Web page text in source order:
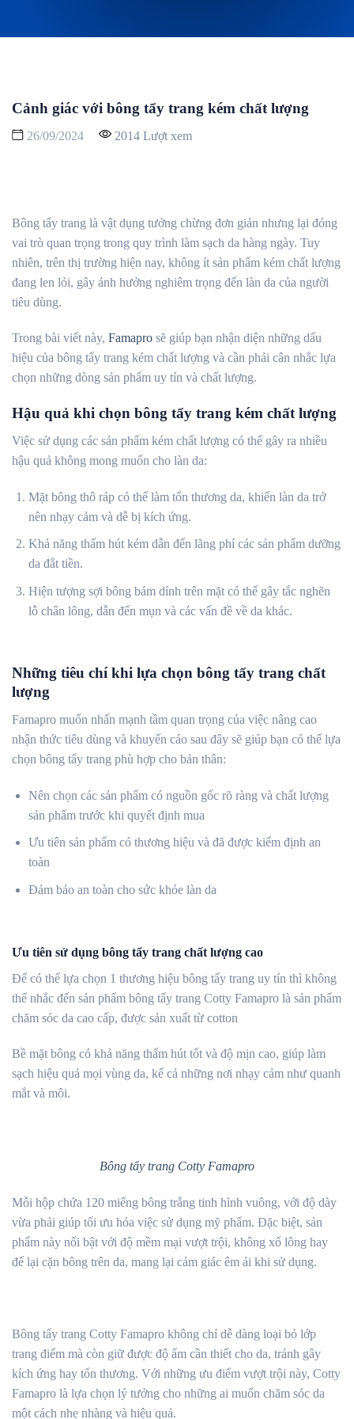
Cảnh giác với bông tẩy trang kém chất lượng
26/09/2024 2014 Lượt xem
Bông tẩy trang là vật dụng tưởng chừng đơn giản nhưng lại đóng
vai trò quan trọng trong quy trình làm sạch da hàng ngày. Tuy
nhiên, trên thị trường hiện nay, không ít sản phẩm kém chất lượng
đang len lỏi, gây ảnh hưởng nghiêm trọng đến làn da của người
tiêu dùng.
Trong bài viết này, Famapro sẽ giúp bạn nhận diện những dấu
hiệu của bông tẩy trang kém chất lượng và cần phải cân nhắc lựa
chọn những dòng sản phẩm uy tín và chất lượng.
Hậu quả khi chọn bông tẩy trang kém chất lượng
Việc sử dụng các sản phẩm kém chất lượng có thể gây ra nhiều
hậu quả không mong muốn cho làn da:
Mặt bông thô ráp có thể làm tổn thương da, khiến làn da trở
nên nhạy cảm và dễ bị kích ứng.
Khả năng thấm hút kém dẫn đến lãng phí các sản phẩm dưỡng
da đắt tiền.
Hiện tượng sợi bông bám dính trên mặt có thể gây tắc nghẽn
lỗ chân lông, dẫn đến mụn và các vấn đề về da khác.
Những tiêu chí khi lựa chọn bông tẩy trang chất
lượng
Famapro muốn nhấn mạnh tầm quan trọng của việc nâng cao
nhận thức tiêu dùng và khuyến cáo sau đây sẽ giúp bạn có thể lựa
chọn bông tẩy trang phù hợp cho bản thân:
Nên chọn các sản phẩm có nguồn gốc rõ ràng và chất lượng
sản phẩm trước khi quyết định mua
Ưu tiên sản phẩm có thương hiệu và đã được kiểm định an
toàn
Đảm bảo an toàn cho sức khỏe làn da
Ưu tiên sử dụng bông tẩy trang chất lượng cao
Để có thể lựa chọn 1 thương hiệu bông tẩy trang uy tín thì không
thể nhắc đến sản phẩm bông tẩy trang Cotty Famapro là sản phẩm
chăm sóc da cao cấp, được sản xuất từ cotton
Bề mặt bông có khả năng thấm hút tốt và độ mịn cao, giúp làm
sạch hiệu quả mọi vùng da, kể cả những nơi nhạy cảm như quanh
mắt và môi.
Bông tẩy trang Cotty Famapro
Mỗi hộp chứa 120 miếng bông trắng tinh hình vuông, với độ dày
vừa phải giúp tối ưu hóa việc sử dụng mỹ phẩm. Đặc biệt, sản
phẩm này nổi bật với độ mềm mại vượt trội, không xổ lông hay
để lại cặn bông trên da, mang lại cảm giác êm ái khi sử dụng.
Bông tẩy trang Cotty Famapro không chỉ dễ dàng loại bỏ lớp
trang điểm mà còn giữ được độ ẩm cần thiết cho da, tránh gây
kích ứng hay tổn thương. Với những ưu điểm vượt trội này, Cotty
Famapro là lựa chọn lý tưởng cho những ai muốn chăm sóc da
một cách nhẹ nhàng và hiệu quả.